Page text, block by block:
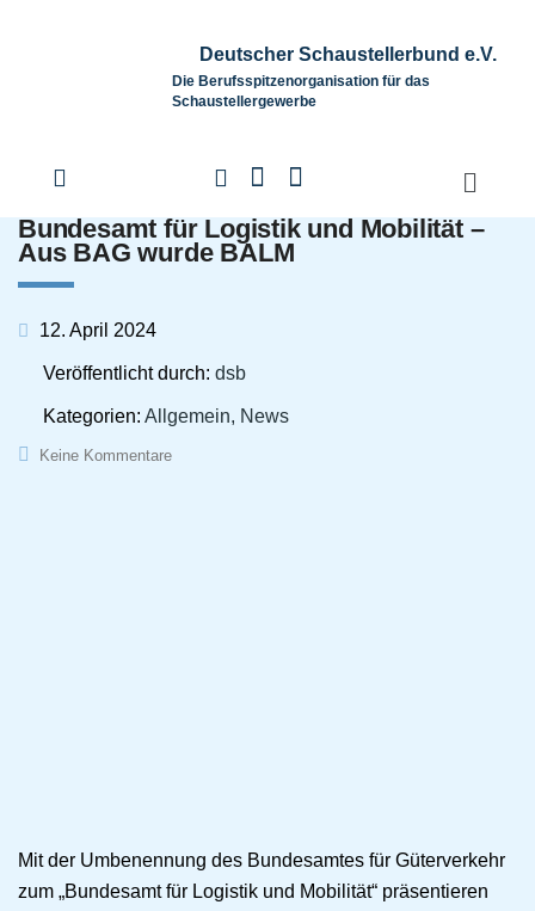
Deutscher Schaustellerbund e.V.
Die Berufsspitzenorganisation für das
Schaustellergewerbe
Bundesamt für Logistik und Mobilität –
Aus BAG wurde BALM
12. April 2024
Veröffentlicht durch: dsb
Kategorien: Allgemein, News
Keine Kommentare
Mit der Umbenennung des Bundesamtes für Güterverkehr
zum „Bundesamt für Logistik und Mobilität“ präsentieren